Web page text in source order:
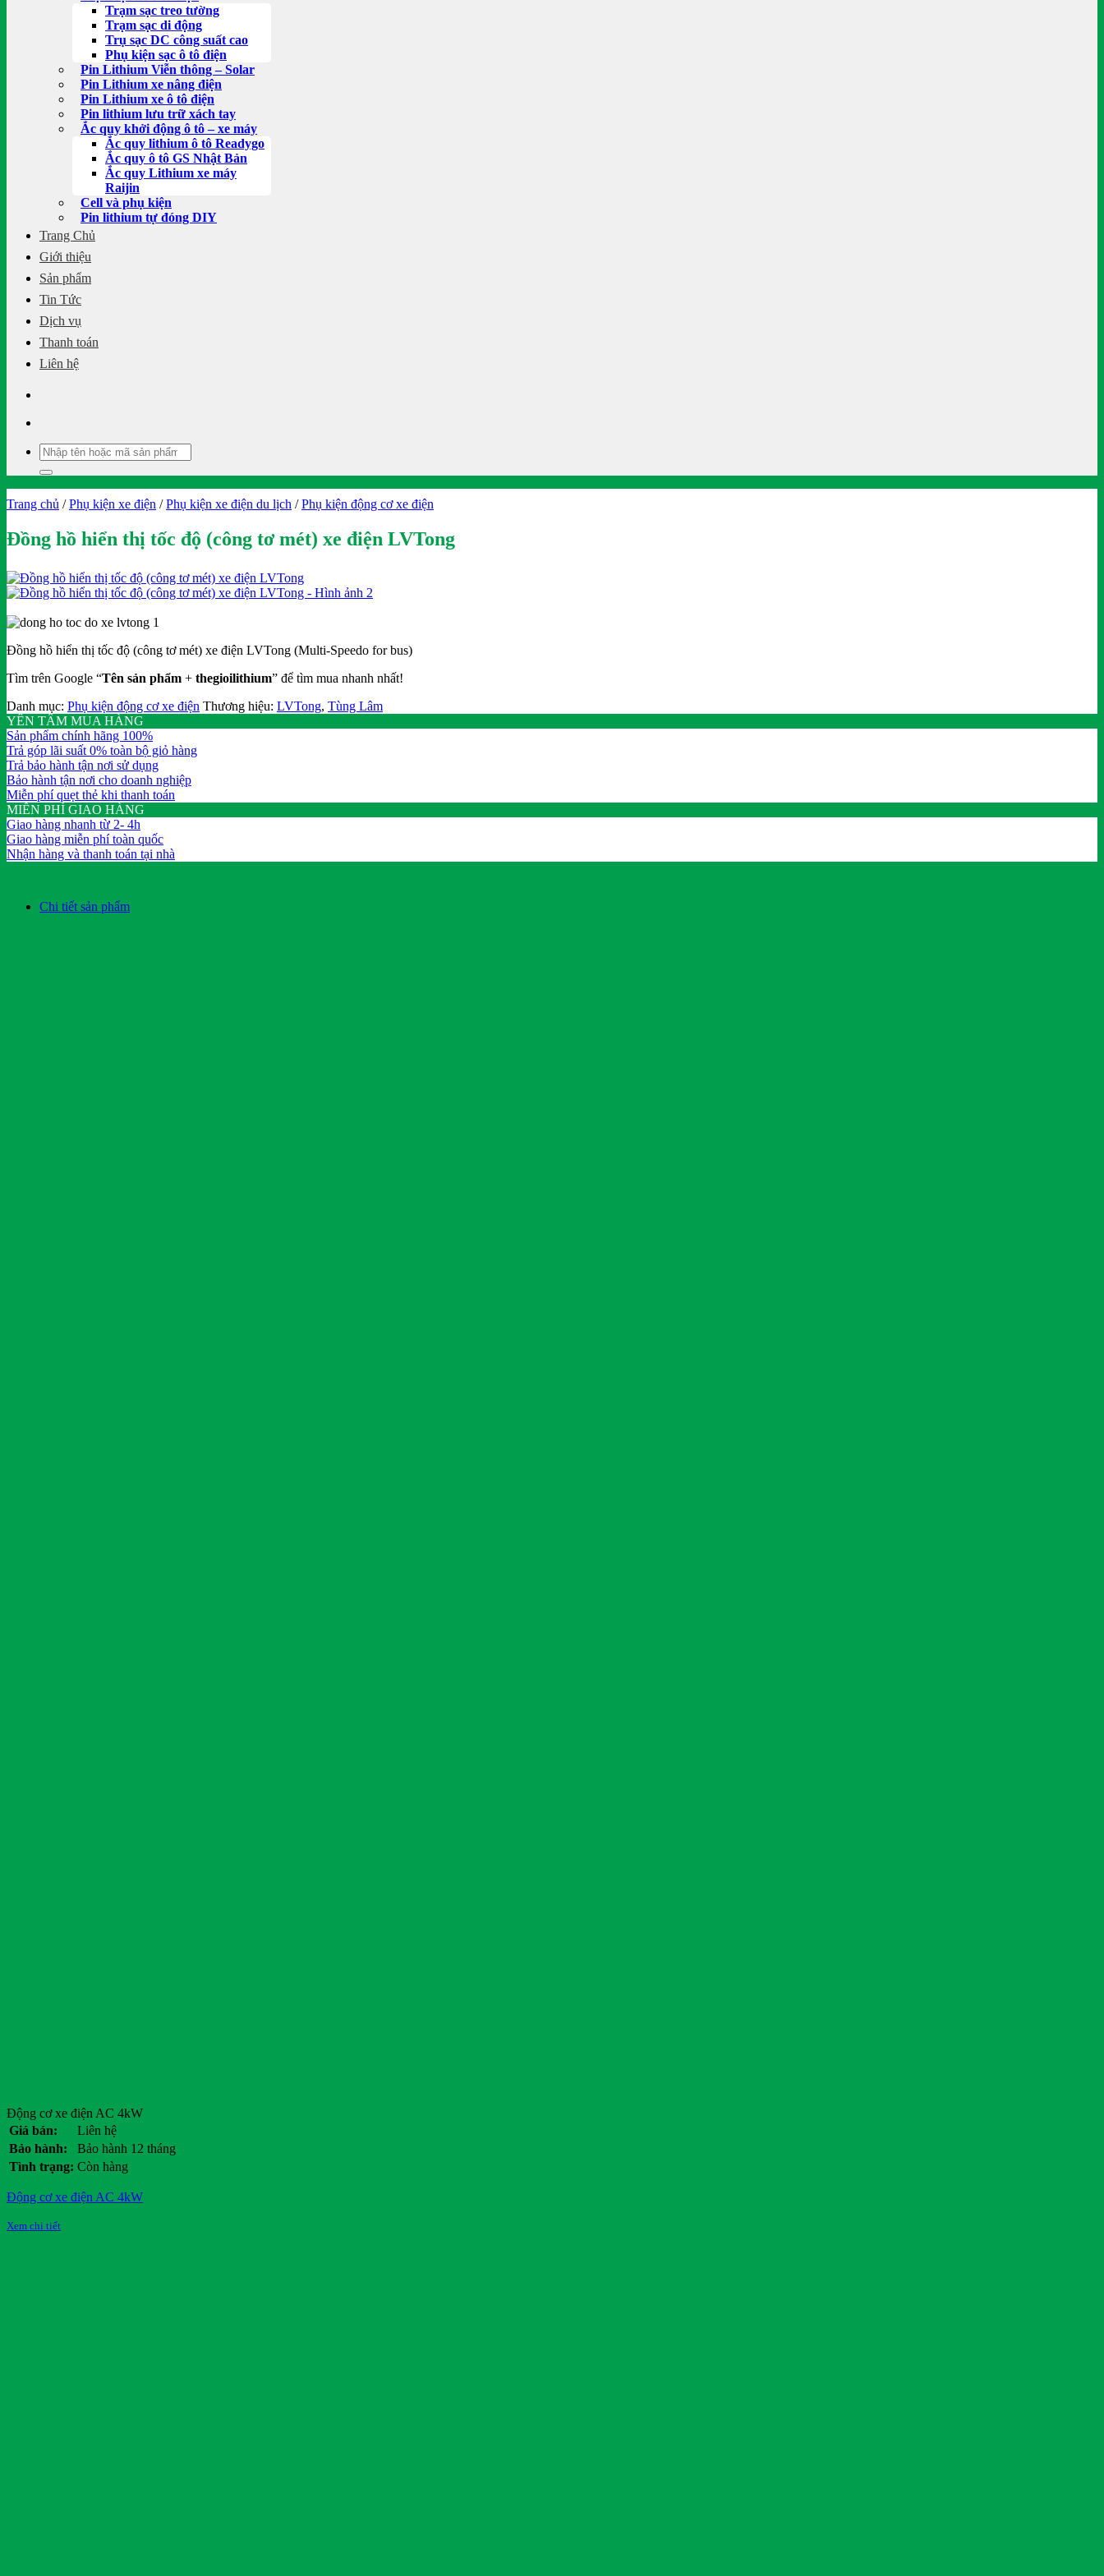
Trạm sạc treo tường
Trạm sạc di động
Trụ sạc DC công suất cao
Phụ kiện sạc ô tô điện
Pin Lithium Viễn thông – Solar
Pin Lithium xe nâng điện
Pin Lithium xe ô tô điện
Pin lithium lưu trữ xách tay
Ắc quy khởi động ô tô – xe máy
Ắc quy lithium ô tô Readygo
Ắc quy ô tô GS Nhật Bản
Ắc quy Lithium xe máy
Raijin
Cell và phụ kiện
Pin lithium tự đóng DIY
Trang Chủ
Giới thiệu
Sản phẩm
Tin Tức
Dịch vụ
Thanh toán
Liên hệ
Tìm
kiếm:
Trang chủ / Phụ kiện xe điện / Phụ kiện xe điện du lịch / Phụ kiện động cơ xe điện
Đồng hồ hiển thị tốc độ (công tơ mét) xe điện LVTong
Đồng hồ hiển thị tốc độ (công tơ mét) xe điện LVTong (Multi-Speedo for bus)
Tìm trên Google “Tên sản phẩm + thegioilithium” để tìm mua nhanh nhất!
Danh mục: Phụ kiện động cơ xe điện Thương hiệu: LVTong, Tùng Lâm
YÊN TÂM MUA HÀNG
Sản phẩm chính hãng 100%
Trả góp lãi suất 0% toàn bộ giỏ hàng
Trả bảo hành tận nơi sử dụng
Bảo hành tận nơi cho doanh nghiệp
Miễn phí quẹt thẻ khi thanh toán
MIỄN PHÍ GIAO HÀNG
Giao hàng nhanh từ 2- 4h
Giao hàng miễn phí toàn quốc
Nhận hàng và thanh toán tại nhà
Chi tiết sản phẩm
Động cơ xe điện AC 4kW
Giá bán:
Liên hệ
Bảo hành:
Bảo hành 12 tháng
Tình trạng: Còn hàng
Động cơ xe điện AC 4kW
Xem chi tiết